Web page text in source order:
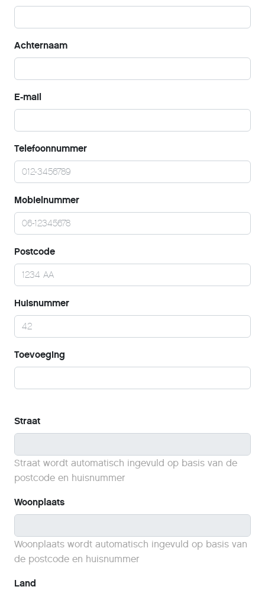
Achternaam
E-mail
Telefoonnummer
Mobielnummer
Postcode
Huisnummer
Toevoeging
Straat
Straat wordt automatisch ingevuld op basis van de
postcode en huisnummer
Woonplaats
Woonplaats wordt automatisch ingevuld op basis van
de postcode en huisnummer
Land